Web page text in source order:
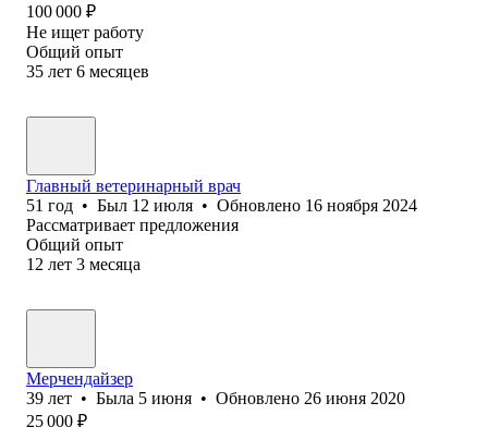
100 000 ₽
Не ищет работу
Общий опыт
35 лет 6 месяцев
Главный ветеринарный врач
51 год • Был 12 июля • Обновлено 16 ноября 2024
Рассматривает предложения
Общий опыт
12 лет 3 месяца
Мерчендайзер
39 лет • Была 5 июня • Обновлено 26 июня 2020
25 000 ₽